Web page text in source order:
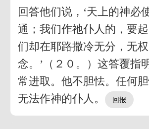
回答他们说，‘天上的神必
通；我们作祂仆人的，要
们却在耶路撒冷无分，无
念。’（２０。）这答覆指
常进取。他不胆怯。任何
无法作神的仆人。